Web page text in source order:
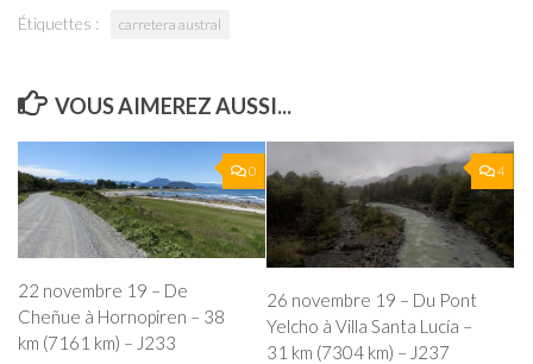
Étiquettes : carretera austral
VOUS AIMEREZ AUSSI...
0
22 novembre 19 – De
Cheñue à Hornopiren – 38
km (7161 km) – J233
4
26 novembre 19 – Du Pont
Yelcho à Villa Santa Lucía –
31 km (7304 km) – J237